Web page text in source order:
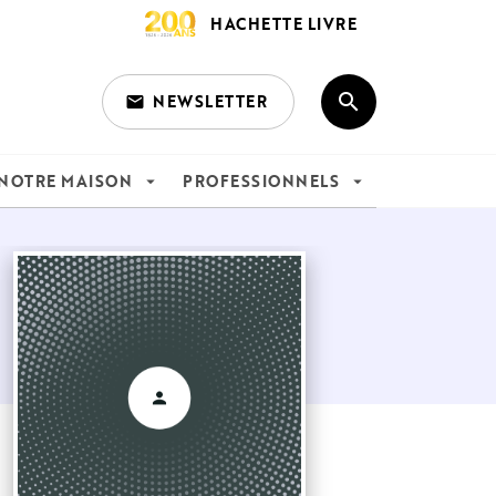
HACHETTE LIVRE
email NEWSLETTER search
MAISON arrow_drop_down PROFESSIONNELS arrow_drop_down